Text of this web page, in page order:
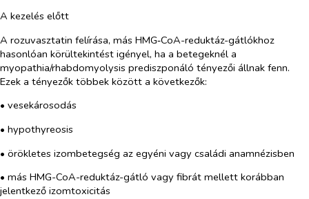
A kezelés előtt
A rozuvasztatin felírása, más HMG‑CoA-reduktáz-gátlókhoz
hasonlóan körültekintést igényel, ha a betegeknél a
myopathia/rhabdomyolysis prediszponáló tényezői állnak fenn.
Ezek a tényezők többek között a következők:
• vesekárosodás
• hypothyreosis
• örökletes izombetegség az egyéni vagy családi anamnézisben
• más HMG-CoA-reduktáz-gátló vagy fibrát mellett korábban
jelentkező izomtoxicitás